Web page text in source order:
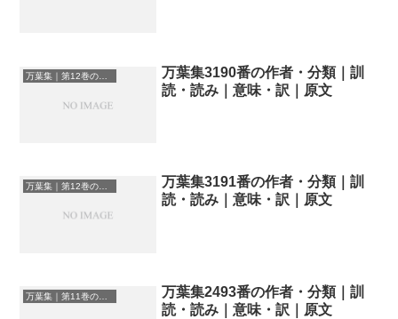
万葉集｜第12巻の和歌一覧
万葉集3190番の作者・分類｜訓
読・読み｜意味・訳｜原文
万葉集｜第12巻の和歌一覧
万葉集3191番の作者・分類｜訓
読・読み｜意味・訳｜原文
万葉集｜第11巻の和歌一覧
万葉集2493番の作者・分類｜訓
読・読み｜意味・訳｜原文